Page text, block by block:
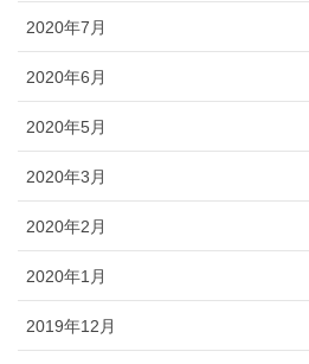
2020年7月
2020年6月
2020年5月
2020年3月
2020年2月
2020年1月
2019年12月